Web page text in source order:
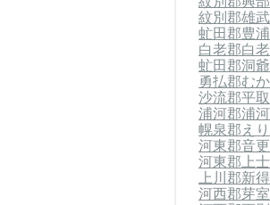
紋別郡雄
虻田郡豊
白老郡白
虻田郡洞
勇払郡む
沙流郡平
浦河郡浦
幌泉郡え
河東郡音
河東郡上
上川郡新
河西郡芽